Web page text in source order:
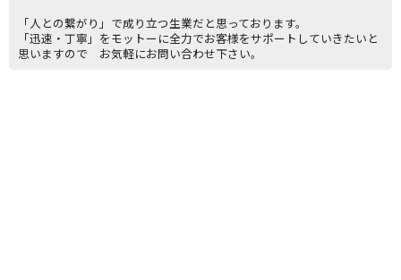
「人との繋がり」で成り立つ生業だと思っております。
「迅速・丁寧」をモットーに全力でお客様をサポートしていきたいと
思いますので お気軽にお問い合わせ下さい。